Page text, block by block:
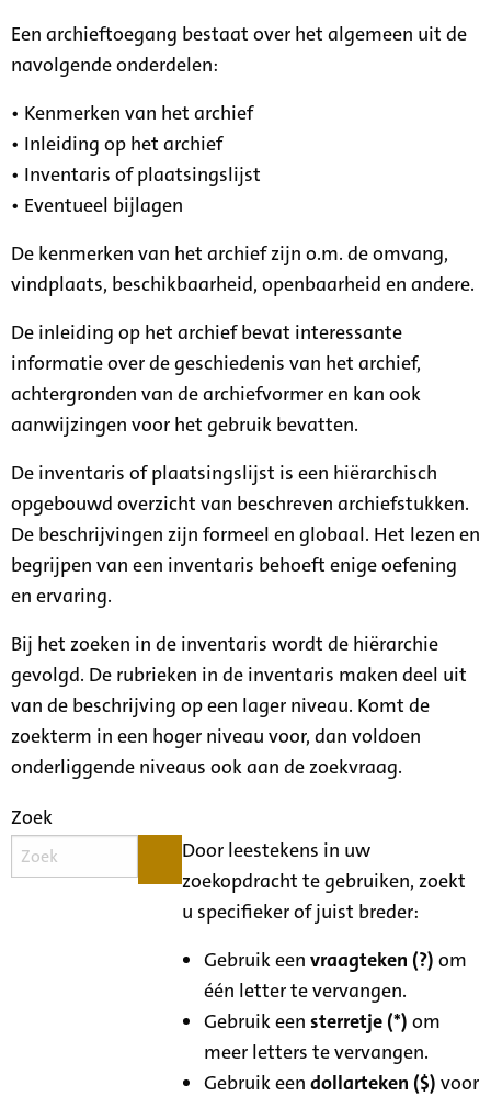
Een archieftoegang bestaat over het algemeen uit de
navolgende onderdelen:
• Kenmerken van het archief
• Inleiding op het archief
• Inventaris of plaatsingslijst
• Eventueel bijlagen
De kenmerken van het archief zijn o.m. de omvang,
vindplaats, beschikbaarheid, openbaarheid en andere.
De inleiding op het archief bevat interessante
informatie over de geschiedenis van het archief,
achtergronden van de archiefvormer en kan ook
aanwijzingen voor het gebruik bevatten.
De inventaris of plaatsingslijst is een hiërarchisch
opgebouwd overzicht van beschreven archiefstukken.
De beschrijvingen zijn formeel en globaal. Het lezen en
begrijpen van een inventaris behoeft enige oefening
en ervaring.
Bij het zoeken in de inventaris wordt de hiërarchie
gevolgd. De rubrieken in de inventaris maken deel uit
van de beschrijving op een lager niveau. Komt de
zoekterm in een hoger niveau voor, dan voldoen
onderliggende niveaus ook aan de zoekvraag.
Zoek
Door leestekens in uw
zoekopdracht te gebruiken, zoekt
u specifieker of juist breder:
Gebruik eenvraagteken (?) om
één letter te vervangen.
Gebruik eensterretje (*) om
meer letters te vervangen.
Gebruik eendollarteken ($) voor